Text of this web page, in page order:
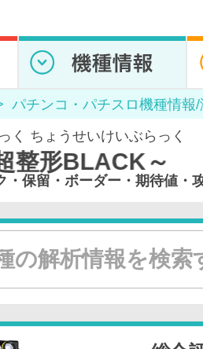
パチンコ・パチスロ機種情報
く ちょうせいけいぶらっく
・保留・ボーダー・期待値・